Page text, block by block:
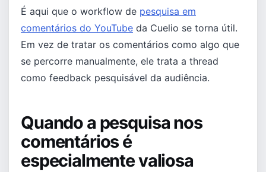
É aqui que o workflow de pesquisa em
comentários do YouTube da Cuelio se torna útil.
Em vez de tratar os comentários como algo que
se percorre manualmente, ele trata a thread
como feedback pesquisável da audiência.
Quando a pesquisa nos
comentários é
especialmente valiosa